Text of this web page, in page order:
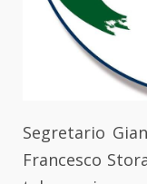
Segretario
Francesco